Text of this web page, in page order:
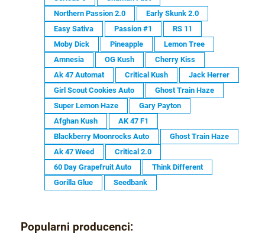
Northern Passion 2.0
Early Skunk 2.0
Easy Sativa
Passion #1
RS 11
Moby Dick
Pineapple
Lemon Tree
Amnesia
OG Kush
Cherry Kiss
Ak 47 Automat
Critical Kush
Jack Herrer
Girl Scout Cookies Auto
Ghost Train Haze
Super Lemon Haze
Gary Payton
Afghan Kush
AK 47 F1
Blackberry Moonrocks Auto
Ghost Train Haze
Ak 47 Weed
Critical 2.0
60 Day Grapefruit Auto
Think Different
Gorilla Glue
Seedbank
Popularni producenci: